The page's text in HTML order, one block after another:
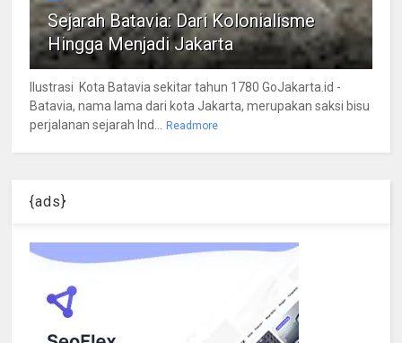
Sejarah Batavia: Dari Kolonialisme
Hingga Menjadi Jakarta
Ilustrasi Kota Batavia sekitar tahun 1780 GoJakarta.id -
Batavia, nama lama dari kota Jakarta, merupakan saksi bisu
perjalanan sejarah Ind... Readmore
{ads}